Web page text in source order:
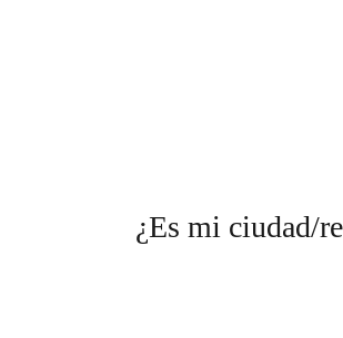
¿Es mi ciudad/